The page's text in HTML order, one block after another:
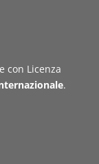
con Licenza
.